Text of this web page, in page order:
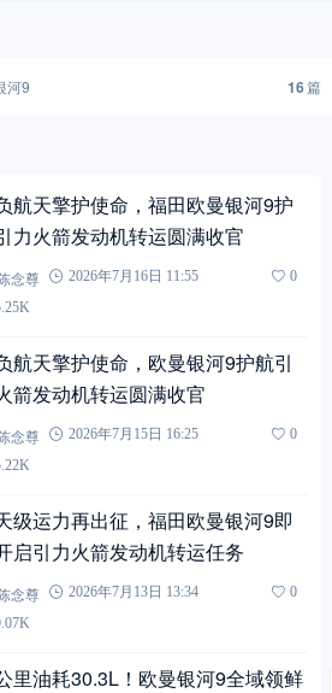
河9 16篇
航天擎护使命，福田欧曼银河9护
力火箭发动机转运圆满收官
念尊 2026年7月16日 11:55
0
航天擎护使命，欧曼银河9护航引
箭发动机转运圆满收官
念尊 2026年7月15日 16:25
0
级运力再出征，福田欧曼银河9即
启引力火箭发动机转运任务
念尊 2026年7月13日 13:34
0
里油耗30.3L！欧曼银河9全域领鲜